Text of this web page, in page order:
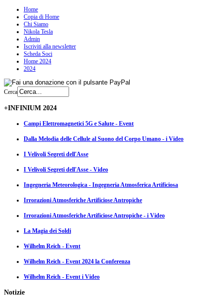
Home
Copia di Home
Chi Siamo
Nikola Tesla
Admin
Iscriviti alla newsletter
Scheda Soci
Home 2024
2024
Cerca
+INFINIUM 2024
Campi Elettromagnetici 5G e Salute - Event
Dalla Melodia delle Cellule al Suono del Corpo Umano - i Video
I Velivoli Segreti dell'Asse
I Velivoli Segreti dell'Asse - Video
Ingegneria Meteorologica - Ingegneria Atmosferica Artificiosa
Irrorazioni Atmosferiche Artificiose Antropiche
Irrorazioni Atmosferiche Artificiose Antropiche - i Video
La Magia dei Soldi
Wilhelm Reich - Event
Wilhelm Reich - Event 2024 la Conferenza
Wilhelm Reich - Event i Video
Notizie